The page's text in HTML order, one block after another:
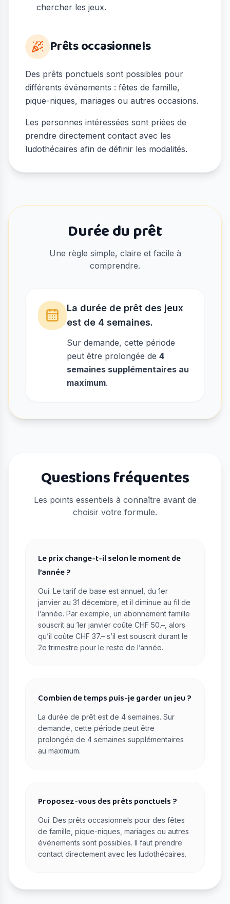
chercher les jeux.
Prêts occasionnels
Des prêts ponctuels sont possibles pour
différents événements : fêtes de famille,
pique-niques, mariages ou autres occasions.
Les personnes intéressées sont priées de
prendre directement contact avec les
ludothécaires afin de définir les modalités.
Durée du prêt
Une règle simple, claire et facile à
comprendre.
La durée de prêt des jeux
est de 4 semaines.
Sur demande, cette période
peut être prolongée de 4
semaines supplémentaires au
maximum.
Questions fréquentes
Les points essentiels à connaître avant de
choisir votre formule.
Le prix change-t-il selon le moment de
l’année ?
Oui. Le tarif de base est annuel, du 1er
janvier au 31 décembre, et il diminue au fil de
l’année. Par exemple, un abonnement famille
souscrit au 1er janvier coûte CHF 50.–, alors
qu’il coûte CHF 37.– s’il est souscrit durant le
2e trimestre pour le reste de l’année.
Combien de temps puis-je garder un jeu ?
La durée de prêt est de 4 semaines. Sur
demande, cette période peut être
prolongée de 4 semaines supplémentaires
au maximum.
Proposez-vous des prêts ponctuels ?
Oui. Des prêts occasionnels pour des fêtes
de famille, pique-niques, mariages ou autres
événements sont possibles. Il faut prendre
contact directement avec les ludothécaires.